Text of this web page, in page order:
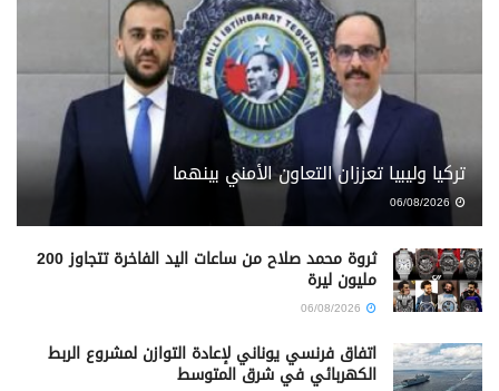
تركيا وليبيا تعززان التعاون الأمني بينهما
06/08/2026
ثروة محمد صلاح من ساعات اليد الفاخرة تتجاوز 200
مليون ليرة
اتفاق فرنسي يوناني لإعادة التوازن لمشروع الربط
الكهربائي في شرق المتوسط